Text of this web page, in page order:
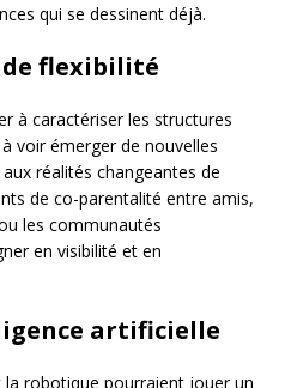
qui se dessinent déjà.
flexibilité
à caractériser les structures
voir émerger de nouvelles
réalités changeantes de
de co-parentalité entre amis,
les communautés
en visibilité et en
artificielle
la robotique pourraient jouer un